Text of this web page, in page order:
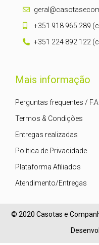
+351 918 965 289
+351 224 892 122
Mais informação
Perguntas frequentes /
Termos & Condições
Entregas realizadas
Política de Privacidade
Plataforma Afiliados
Atendimento/Entregas
© 2020 Casotas e